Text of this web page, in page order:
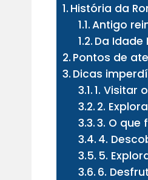
História da
Antigo
Da
Pontos de
Dicas
1. Visitar
2.
3. O que
4.
5.
6.